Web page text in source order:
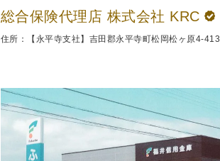
総合保険代理店 株式会社 KRC
住所：【永平寺支社】吉田郡永平寺町松岡松ヶ原4-413